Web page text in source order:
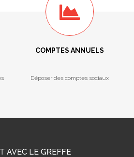
COMPTES ANNUELS
Déposer des comptes sociaux
AVEC LE GREFFE